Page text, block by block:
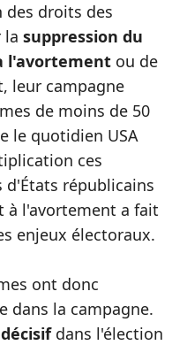
des droits des
la suppression du
l'avortement ou de
leur campagne
de moins de 50
le quotidien USA
ces
républicains
à l'avortement a fait
enjeux électoraux.
ont donc
dans la campagne.
dans l'élection